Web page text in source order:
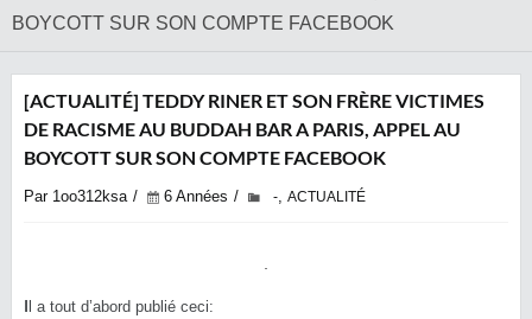
BOYCOTT SUR SON COMPTE FACEBOOK
[ACTUALITÉ] TEDDY RINER ET SON FRÈRE VICTIMES
DE RACISME AU BUDDAH BAR A PARIS, APPEL AU
BOYCOTT SUR SON COMPTE FACEBOOK
Par 1oo312ksa 6 Années -, ACTUALITÉ
I l a tout d’abord publié ceci: